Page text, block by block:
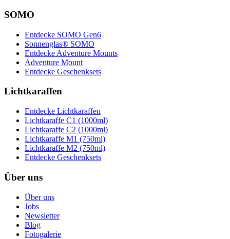
SOMO
Entdecke SOMO Gen6
Sonnenglas® SOMO
Entdecke Adventure Mounts
Adventure Mount
Entdecke Geschenksets
Lichtkaraffen
Entdecke Lichtkaraffen
Lichtkaraffe C1 (1000ml)
Lichtkaraffe C2 (1000ml)
Lichtkaraffe M1 (750ml)
Lichtkaraffe M2 (750ml)
Entdecke Geschenksets
Über uns
Über uns
Jobs
Newsletter
Blog
Fotogalerie